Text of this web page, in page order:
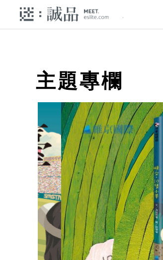
主題專欄